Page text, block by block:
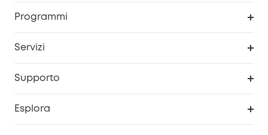
Programmi
Servizi
Supporto
Esplora